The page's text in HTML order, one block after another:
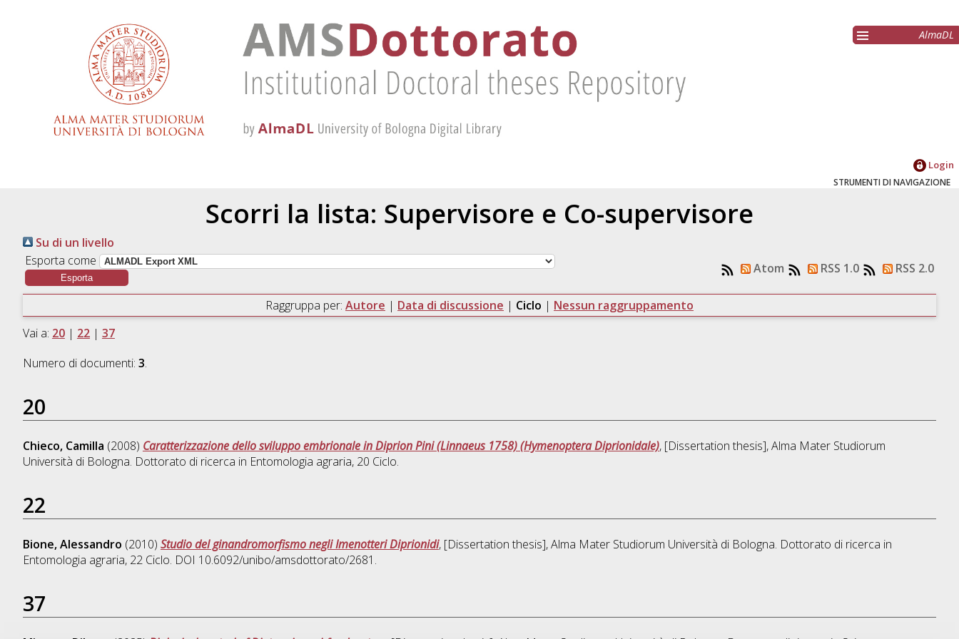
AlmaDL
Login
STRUMENTI DI NAVIGAZIONE
Scorri la lista: Supervisore e Co-supervisore
Su di un livello
Esporta come
Atom RSS 1.0 RSS 2.0
Raggruppa per: Autore | Data di discussione | Ciclo | Nessun raggruppamento
Vai a: 20| 22| 37
Numero di documenti: 3.
20
Chieco, Camilla (2008) Caratterizzazione dello sviluppo embrionale in Diprion Pini (Linnaeus 1758) (Hymenoptera Diprionidale), [Dissertation thesis], Alma Mater Studiorum
Università di Bologna. Dottorato di ricerca in Entomologia agraria, 20 Ciclo.
22
Bione, Alessandro (2010) Studio del ginandromorfismo negli Imenotteri Diprionidi, [Dissertation thesis], Alma Mater Studiorum Università di Bologna. Dottorato di ricerca in
Entomologia agraria, 22 Ciclo. DOI 10.6092/unibo/amsdottorato/2681.
37